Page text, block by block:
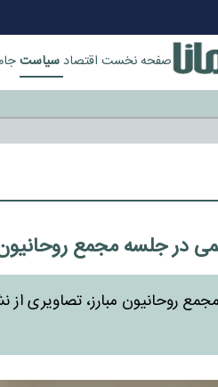
صفحه نخست اقتصاد سیاست
پرسپولیس
برای مهار چین، روسیه و اروپا شکست
در جلسه مجمع روحانیون
روحانیون مبارز، تصاویری